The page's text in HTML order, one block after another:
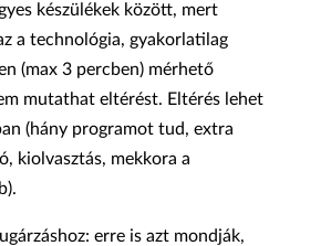
készülékek között, mert
a technológia, gyakorlatilag
(max 3 percben) mérhető
mutathat eltérést. Eltérés lehet
(hány programot tud, extra
kiolvasztás, mekkora a
erre is azt mondják,